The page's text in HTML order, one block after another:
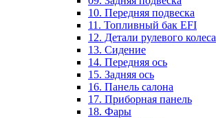
10. Передняя подвеска
11. Топливный бак EFI
12. Детали рулевого колеса
13. Сидение
14. Передняя ось
15. Задняя ось
16. Панель салона
17. Приборная панель
18. Фары